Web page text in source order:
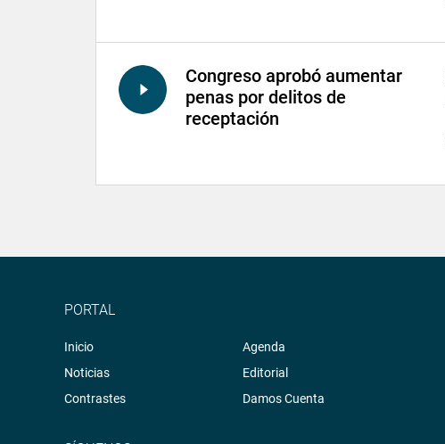
Congreso aprobó aumentar
penas por delitos de
receptación
PORTAL
Inicio
Noticias
Contrastes
Agenda
Editorial
Damos Cuenta